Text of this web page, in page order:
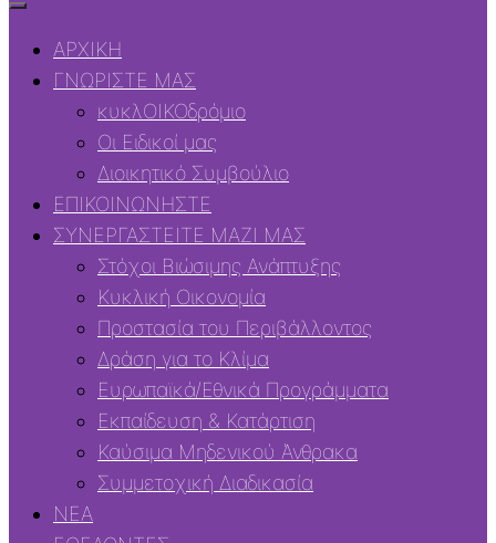
ΑΡΧΙΚΗ
ΓΝΩΡΙΣΤΕ ΜΑΣ
κυκλΟΙΚΟδρόμιο
Οι Ειδικοί μας
Διοικητικό Συμβούλιο
ΕΠΙΚΟΙΝΩΝΗΣΤΕ
ΣΥΝΕΡΓΑΣΤΕΙΤΕ ΜΑΖΙ ΜΑΣ
Στόχοι Βιώσιμης Ανάπτυξης
Κυκλική Οικονομία
Προστασία του Περιβάλλοντος
Δράση για το Κλίμα
Ευρωπαϊκά/Εθνικά Προγράμματα
Εκπαίδευση & Κατάρτιση
Καύσιμα Μηδενικού Άνθρακα
Συμμετοχική Διαδικασία
ΝΕΑ